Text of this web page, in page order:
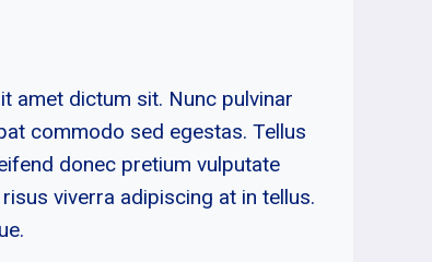
amet dictum sit. Nunc pulvinar
commodo sed egestas. Tellus
donec pretium vulputate
viverra adipiscing at in tellus.